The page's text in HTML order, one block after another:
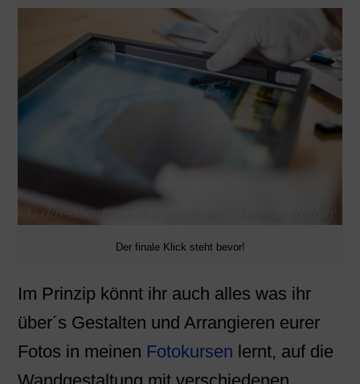
Der finale Klick steht bevor!
Im Prinzip könnt ihr auch alles was ihr
über´s Gestalten und Arrangieren eurer
Fotos in meinen Fotokursen lernt, auf die